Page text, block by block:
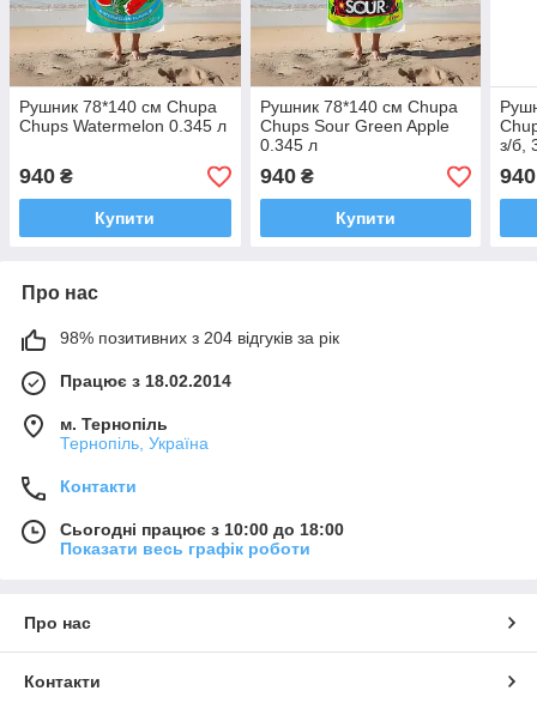
Рушник 78*140 см Chupa
Chups Watermelon 0.345 л
940 ₴
Купити
Рушник 78*140 см Chupa
Chups Sour Green Apple
0.345 л
940₴
Купити
з/б,
940
Про нас
98% позитивних з 204 відгуків за рік
Працює з 18.02.2014
м. Тернопіль
Тернопіль, Україна
Контакти
Сьогодні працює з 10:00 до 18:00
Показати весь графік роботи
Про нас
Контакти